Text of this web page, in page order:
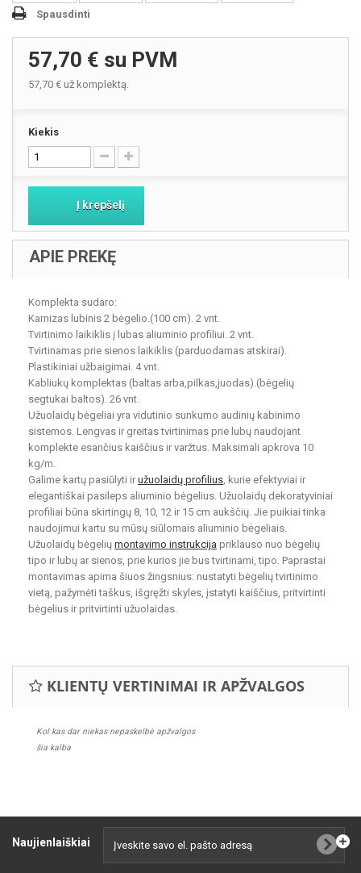
Spausdinti
57,70 € su PVM
57,70 € už komplektą.
Kiekis
Į krepšelį
APIE PREKĘ
Komplekta sudaro:
Karnizas lubinis 2 bėgelio.(100 cm). 2 vnt.
Tvirtinimo laikiklis į lubas aliuminio profiliui. 2 vnt.
Tvirtinamas prie sienos laikiklis (parduodamas atskirai).
Plastikiniai užbaigimai. 4 vnt.
Kabliukų komplektas (baltas arba,pilkas,juodas).(bėgelių
segtukai baltos). 26 vnt.
Užuolaidų bėgeliai yra vidutinio sunkumo audinių kabinimo
sistemos. Lengvas ir greitas tvirtinimas prie lubų naudojant
komplekte esančius kaiščius ir varžtus. Maksimali apkrova 10
kg/m.
Galime kartų pasiūlyti ir užuolaidų profilius, kurie efektyviai ir
elegantiškai pasileps aliuminio bėgelius. Užuolaidų dekoratyviniai
profiliai būna skirtingų 8, 10, 12 ir 15 cm aukščių. Jie puikiai tinka
naudojimui kartu su mūsų siūlomais aliuminio bėgeliais.
Užuolaidų bėgelių montavimo instrukcija priklauso nuo bėgelių
tipo ir lubų ar sienos, prie kurios jie bus tvirtinami, tipo. Paprastai
montavimas apima šiuos žingsnius: nustatyti bėgelių tvirtinimo
vietą, pažymėti taškus, išgręžti skyles, įstatyti kaiščius, pritvirtinti
bėgelius ir pritvirtinti užuolaidas.
KLIENTŲ VERTINIMAI IR APŽVALGOS
Kol kas dar niekas nepaskelbė apžvalgos
šia kalba
Naujienlaiškiai